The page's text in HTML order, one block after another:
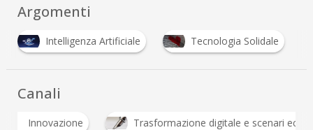
Argomenti
Intelligenza Artificiale Tecnologia Solidale
Canali
Innovazione Trasformazione digitale e scenari